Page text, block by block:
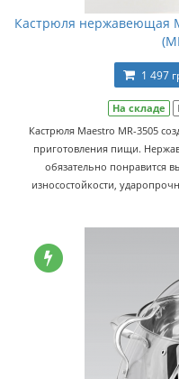
Кастрюля нержавеющая
1 497
На складе
Кастрюля Maestro MR-3505
приготовления пищи.
обязательно понравится
износостойкости,